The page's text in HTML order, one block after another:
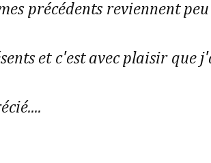
précédents reviennent
et c'est avec plaisir que